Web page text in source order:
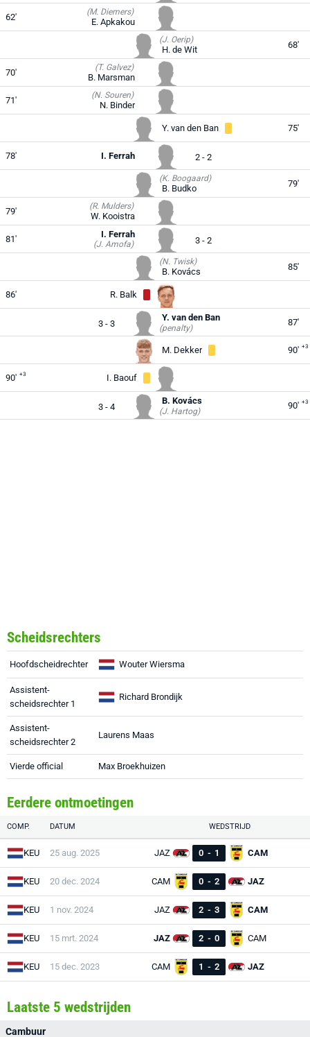
62' (M. Diemers)
E. Apkakou
(J. Oerip)
H. de Wit 68'
70' (T. Galvez)
B. Marsman
71' (N. Souren)
N. Binder
Y. van den Ban 75'
78' I. Ferrah 2 - 2
(K. Boogaard)
B. Budko 79'
79' (R. Mulders)
W. Kooistra
81' (J. Amofa)
I. Ferrah
3 - 2
(N. Twisk)
B. Kovács 85'
86' R. Balk
3 - 3
Y. van den Ban
(penalty)
87'
M. Dekker 90' +3
90' +3 I. Baouf
3 - 4
B. Kovács
(J. Hartog)
90' +3
Scheidsrechters
Hoofdscheidrechter Wouter Wiersma
Assistent-
scheidsrechter 1
Richard Brondijk
Assistent-
scheidsrechter 2
Laurens Maas
Vierde official Max Broekhuizen
Eerdere ontmoetingen
COMP. DATUM WEDSTRIJD
KEU 25 aug. 2025 JAZ 0 - 1 CAM
KEU 20 dec. 2024 CAM 0 - 2 JAZ
KEU 1 nov. 2024 JAZ 2 - 3 CAM
KEU 15 mrt. 2024 JAZ 2 - 0 CAM
KEU 15 dec. 2023 CAM 1 - 2 JAZ
Laatste 5 wedstrijden
Cambuur